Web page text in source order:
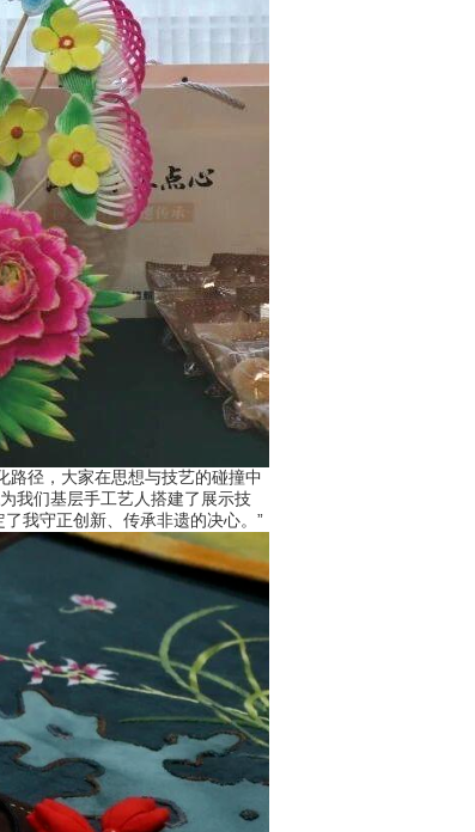
径，大家在思想与技艺的碰撞中
我们基层手工艺人搭建了展示技
我守正创新、传承非遗的决心。”